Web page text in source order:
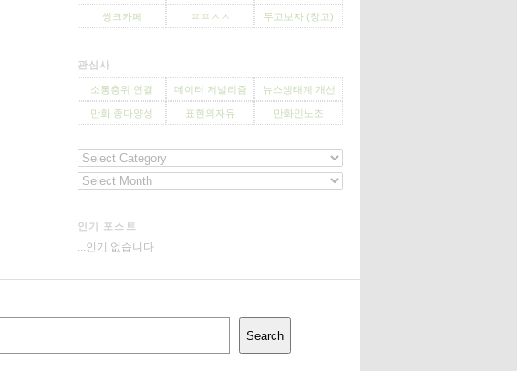
씽크카페 ㅍㅍㅅㅅ 두고보자 (창고)
관심사
소통층위 연결 데이터 저널리즘 뉴스생태계 개선
만화 종다양성 표현의자유 만화인노조
인기 포스트
...인기 없습니다
Search